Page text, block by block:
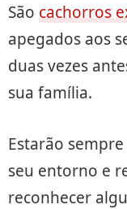
São cachorros
apegados aos
duas vezes
sua família.
Estarão
seu entorno e
reconhecer